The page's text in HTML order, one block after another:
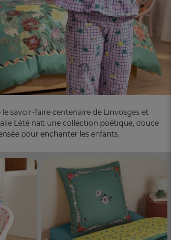
Dès
savoir-faire centenaire de Linvosges et
Lété naît une collection poétique, douce
pour enchanter les enfants.